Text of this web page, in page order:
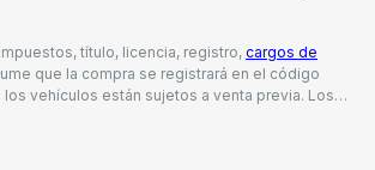
título, licencia, registro, cargos de
que la compra se registrará en el código
los vehículos están sujetos a venta previa. Los
de documentación del concesionario de